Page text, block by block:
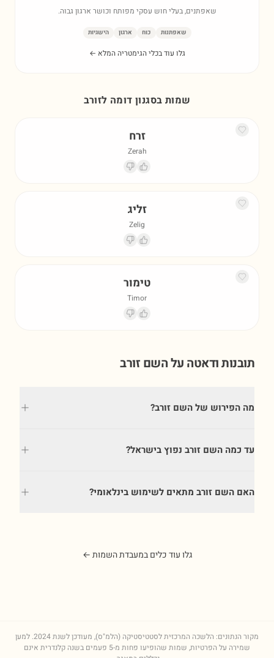
שאפתנים, בעלי חוש עסקי מפותח וכושר ארגון גבוה.
שאפתנות כוח ארגון הישגיות
גלו עוד בכלי הגימטריה המלא ←
שמות בסגנון דומה לזורב
זרח
Zerah
זליג
Zelig
טימור
Timor
תובנות ודאטה על השם זורב
מה הפירוש של השם זורב?
עד כמה השם זורב נפוץ בישראל?
האם השם זורב מתאים לשימוש בינלאומי?
גלו עוד כלים במעבדת השמות ←
מקור הנתונים: הלשכה המרכזית לסטטיסטיקה (הלמ"ס), מעודכן לשנת2024. למען
שמירה על הפרטיות, שמות שהופיעו פחות מ-5 פעמים בשנה קלנדרית אינם